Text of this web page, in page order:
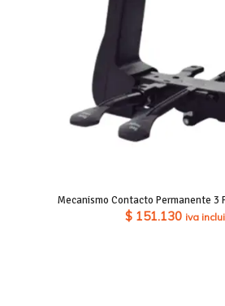
Mecanismo Contacto Permanente 3
$ 151.130 iva